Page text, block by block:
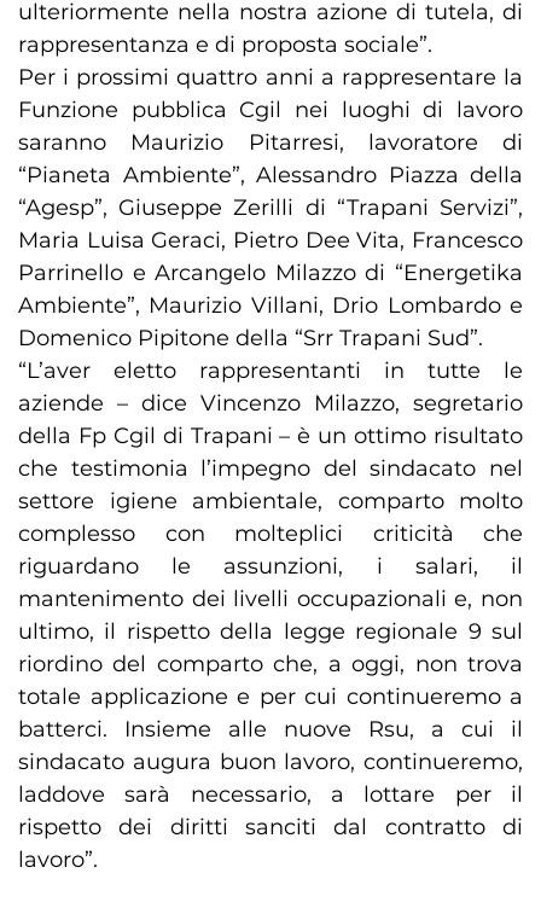
ulteriormente nella nostra azione di tutela, di
rappresentanza e di proposta sociale”.
Per i prossimi quattro anni a rappresentare la
Funzione pubblica Cgil nei luoghi di lavoro
saranno Maurizio Pitarresi, lavoratore di
“Pianeta Ambiente”, Alessandro Piazza della
“Agesp”, Giuseppe Zerilli di “Trapani Servizi”,
Maria Luisa Geraci, Pietro Dee Vita, Francesco
Parrinello e Arcangelo Milazzo di “Energetika
Ambiente”, Maurizio Villani, Drio Lombardo e
Domenico Pipitone della “Srr Trapani Sud”.
“L’aver eletto rappresentanti in tutte le
aziende – dice Vincenzo Milazzo, segretario
della Fp Cgil di Trapani – è un ottimo risultato
che testimonia l’impegno del sindacato nel
settore igiene ambientale, comparto molto
complesso con molteplici criticità che
riguardano le assunzioni, i salari, il
mantenimento dei livelli occupazionali e, non
ultimo, il rispetto della legge regionale 9 sul
riordino del comparto che, a oggi, non trova
totale applicazione e per cui continueremo a
batterci. Insieme alle nuove Rsu, a cui il
sindacato augura buon lavoro, continueremo,
laddove sarà necessario, a lottare per il
rispetto dei diritti sanciti dal contratto di
lavoro”.